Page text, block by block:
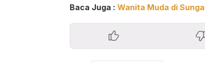
Baca Juga : Wanita Muda di